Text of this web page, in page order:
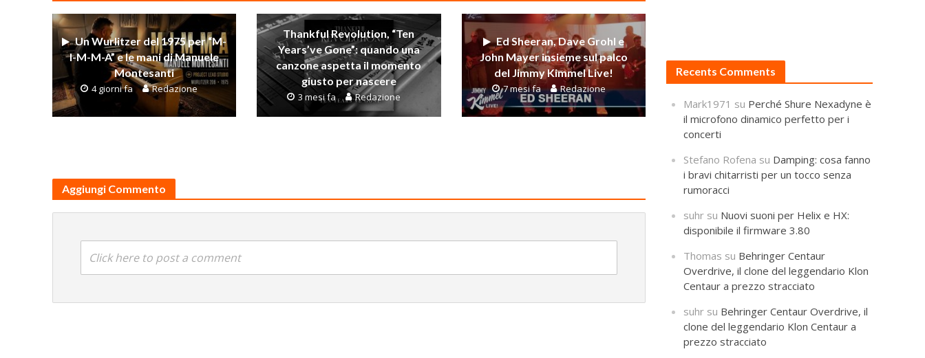
Un Wurlitzer del 1975 per “M-
I-M-M-A” e le mani di Manuele
Montesanti
4 giorni fa Redazione
Thankful Revolution, “Ten
Years’ve Gone”: quando una
canzone aspetta il momento
giusto per nascere
3 mesi fa Redazione
Ed Sheeran, Dave Grohl e
John Mayer insieme sul palco
del Jimmy Kimmel Live!
7 mesi fa Redazione
Aggiungi Commento
Click here to post a comment
Recents Comments
Mark1971 su Perché Shure Nexadyne è
il microfono dinamico perfetto per i
concerti
Stefano Rofena su Damping: cosa fanno
i bravi chitarristi per un tocco senza
rumoracci
suhr su Nuovi suoni per Helix e HX:
disponibile il firmware 3.80
Thomas su Behringer Centaur
Overdrive, il clone del leggendario Klon
Centaur a prezzo stracciato
suhr su Behringer Centaur Overdrive, il
clone del leggendario Klon Centaur a
prezzo stracciato